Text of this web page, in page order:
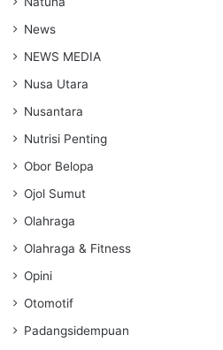
News
NEWS MEDIA
Nusa Utara
Nusantara
Nutrisi Penting
Obor Belopa
Ojol Sumut
Olahraga
Olahraga & Fitness
Opini
Otomotif
Padangsidempuan